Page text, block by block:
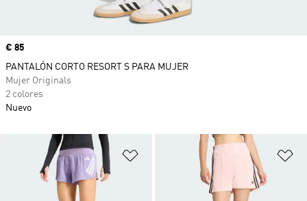
Añadir a la lista de deseos
Precio
€ 85
PANTALÓN CORTO RESORT S PARA MUJER
Mujer Originals
2 colores
Nuevo